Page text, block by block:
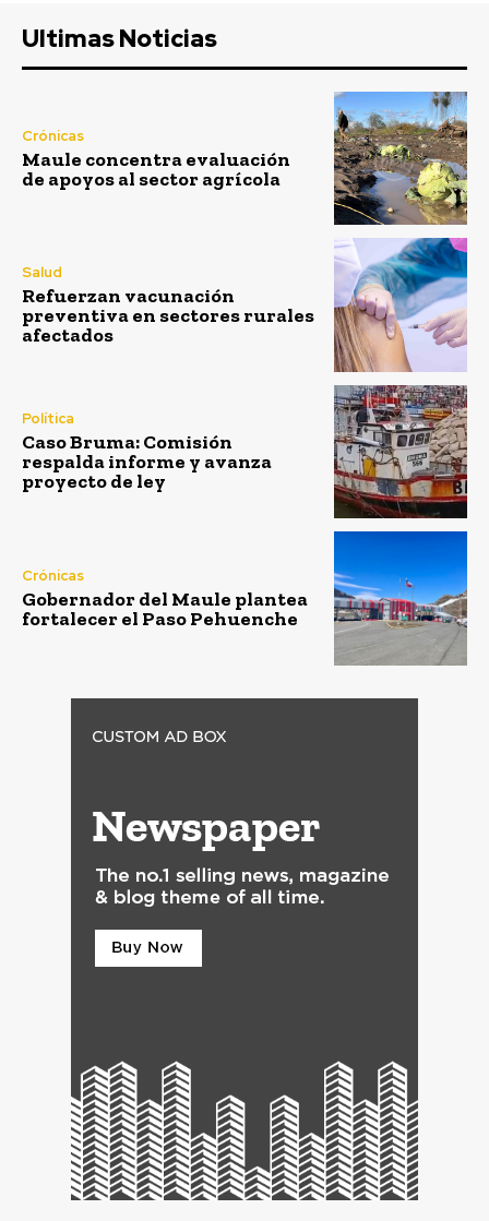
Ultimas Noticias
Crónicas
Maule concentra evaluación
de apoyos al sector agrícola
Salud
Refuerzan vacunación
preventiva en sectores rurales
afectados
Política
Caso Bruma: Comisión
respalda informe y avanza
proyecto de ley
Crónicas
Gobernador del Maule plantea
fortalecer el Paso Pehuenche